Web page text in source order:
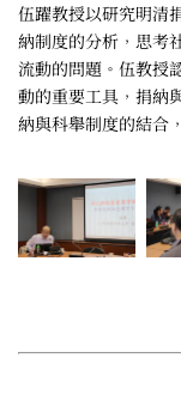
伍躍教授以研究明清
納制度的分析，思考
流動的問題。伍教授
動的重要工具，捐納
納與科舉制度的結合